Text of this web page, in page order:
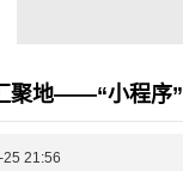
聚地——“小程序”
21:56